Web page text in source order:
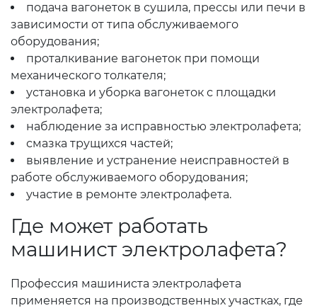
подача вагонеток в сушила, прессы или печи в
зависимости от типа обслуживаемого
оборудования;
проталкивание вагонеток при помощи
механического толкателя;
установка и уборка вагонеток с площадки
электролафета;
наблюдение за исправностью электролафета;
смазка трущихся частей;
выявление и устранение неисправностей в
работе обслуживаемого оборудования;
участие в ремонте электролафета.
Где может работать
машинист электролафета?
Профессия машиниста электролафета
применяется на производственных участках, где